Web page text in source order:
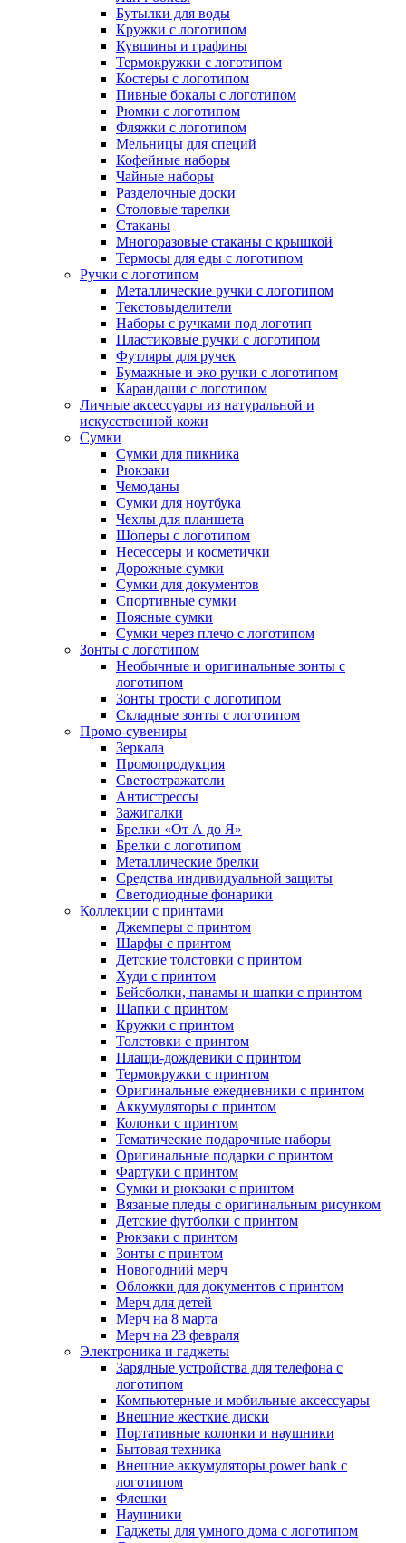
Бутылки для воды
Кружки с логотипом
Кувшины и графины
Термокружки с логотипом
Костеры с логотипом
Пивные бокалы с логотипом
Рюмки с логотипом
Фляжки с логотипом
Мельницы для специй
Кофейные наборы
Чайные наборы
Разделочные доски
Столовые тарелки
Стаканы
Многоразовые стаканы с крышкой
Термосы для еды с логотипом
Ручки с логотипом
Металлические ручки с логотипом
Текстовыделители
Наборы с ручками под логотип
Пластиковые ручки с логотипом
Футляры для ручек
Бумажные и эко ручки с логотипом
Карандаши с логотипом
Личные аксессуары из натуральной и
искусственной кожи
Сумки
Сумки для пикника
Рюкзаки
Чемоданы
Сумки для ноутбука
Чехлы для планшета
Шоперы с логотипом
Несессеры и косметички
Дорожные сумки
Сумки для документов
Спортивные сумки
Поясные сумки
Сумки через плечо с логотипом
Зонты с логотипом
Необычные и оригинальные зонты с
логотипом
Зонты трости с логотипом
Складные зонты с логотипом
Промо-сувениры
Зеркала
Промопродукция
Светоотражатели
Антистрессы
Зажигалки
Брелки «От А до Я»
Брелки с логотипом
Металлические брелки
Средства индивидуальной защиты
Светодиодные фонарики
Коллекции с принтами
Джемперы с принтом
Шарфы с принтом
Детские толстовки с принтом
Худи с принтом
Бейсболки, панамы и шапки с принтом
Шапки с принтом
Кружки с принтом
Толстовки с принтом
Плащи-дождевики с принтом
Термокружки с принтом
Оригинальные ежедневники с принтом
Аккумуляторы с принтом
Колонки с принтом
Тематические подарочные наборы
Оригинальные подарки с принтом
Фартуки с принтом
Сумки и рюкзаки с принтом
Вязаные пледы с оригинальным рисунком
Детские футболки с принтом
Рюкзаки с принтом
Зонты с принтом
Новогодний мерч
Обложки для документов с принтом
Мерч для детей
Мерч на 8 марта
Мерч на 23 февраля
Электроника и гаджеты
Зарядные устройства для телефона с
логотипом
Компьютерные и мобильные аксессуары
Внешние жесткие диски
Портативные колонки и наушники
Бытовая техника
Внешние аккумуляторы power bank с
логотипом
Флешки
Наушники
Гаджеты для умного дома с логотипом